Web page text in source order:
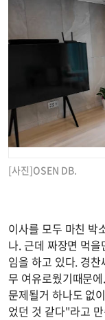
[사진]OSEN DB.
이사를 모두 마친 박
나. 근데 짜장면 먹
임을 하고 있다. 경
무 여유로웠기때문
문제될거 하나도 없
었던 것 같다"라고